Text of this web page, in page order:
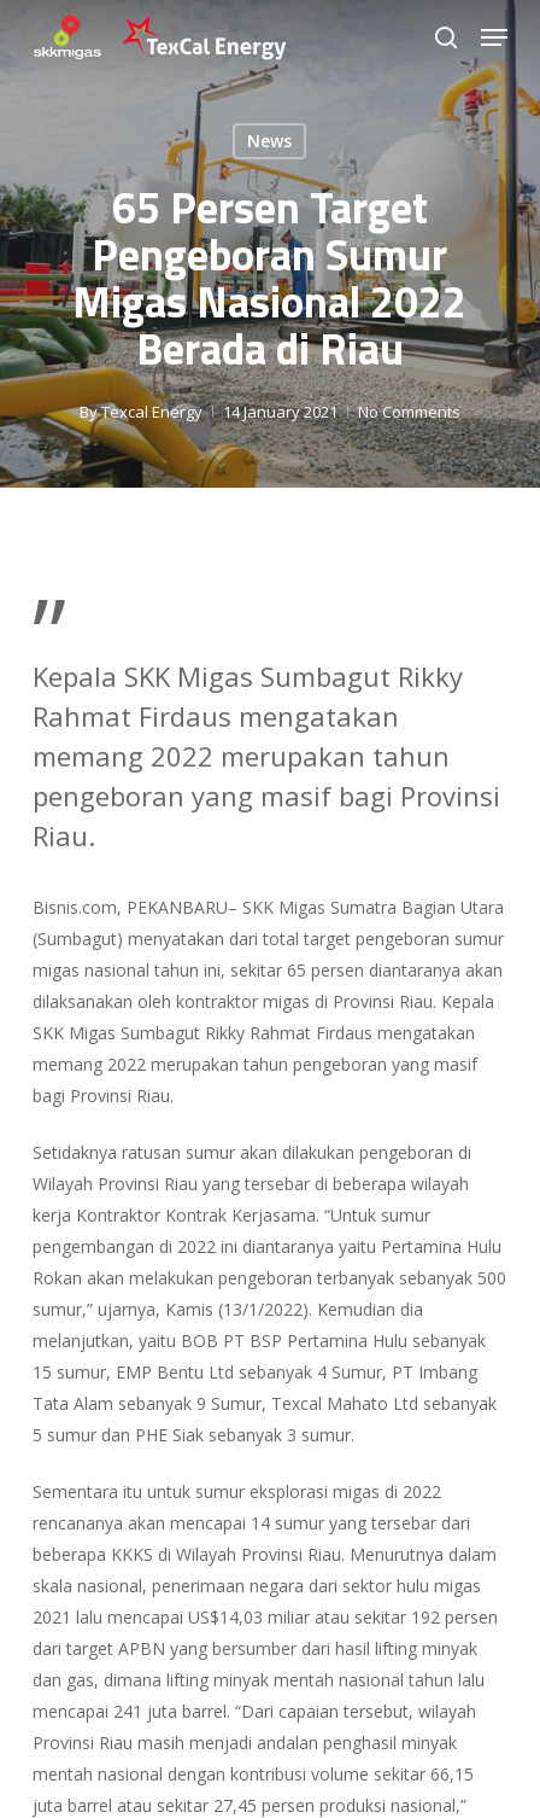
search
Menu
News
65 Persen Target
Pengeboran Sumur
Migas Nasional 2022
Berada di Riau
ByTexcal Energy 14 January 2021 No Comments
”
Kepala SKK Migas Sumbagut Rikky
Rahmat Firdaus mengatakan
memang 2022 merupakan tahun
pengeboran yang masif bagi Provinsi
Riau.
Bisnis.com, PEKANBARU– SKK Migas Sumatra Bagian Utara
(Sumbagut) menyatakan dari total target pengeboran sumur
migas nasional tahun ini, sekitar 65 persen diantaranya akan
dilaksanakan oleh kontraktor migas di Provinsi Riau. Kepala
SKK Migas Sumbagut Rikky Rahmat Firdaus mengatakan
memang 2022 merupakan tahun pengeboran yang masif
bagi Provinsi Riau.
Setidaknya ratusan sumur akan dilakukan pengeboran di
Wilayah Provinsi Riau yang tersebar di beberapa wilayah
kerja Kontraktor Kontrak Kerjasama. “Untuk sumur
pengembangan di 2022 ini diantaranya yaitu Pertamina Hulu
Rokan akan melakukan pengeboran terbanyak sebanyak 500
sumur,” ujarnya, Kamis (13/1/2022). Kemudian dia
melanjutkan, yaitu BOB PT BSP Pertamina Hulu sebanyak
15 sumur, EMP Bentu Ltd sebanyak 4 Sumur, PT Imbang
Tata Alam sebanyak 9 Sumur, Texcal Mahato Ltd sebanyak
5 sumur dan PHE Siak sebanyak 3 sumur.
Sementara itu untuk sumur eksplorasi migas di 2022
rencananya akan mencapai 14 sumur yang tersebar dari
beberapa KKKS di Wilayah Provinsi Riau. Menurutnya dalam
skala nasional, penerimaan negara dari sektor hulu migas
2021 lalu mencapai US$14,03 miliar atau sekitar 192 persen
dari target APBN yang bersumber dari hasil lifting minyak
dan gas, dimana lifting minyak mentah nasional tahun lalu
mencapai 241 juta barrel. “Dari capaian tersebut, wilayah
Provinsi Riau masih menjadi andalan penghasil minyak
mentah nasional dengan kontribusi volume sekitar 66,15
juta barrel atau sekitar 27,45 persen produksi nasional,”
Close
Menu